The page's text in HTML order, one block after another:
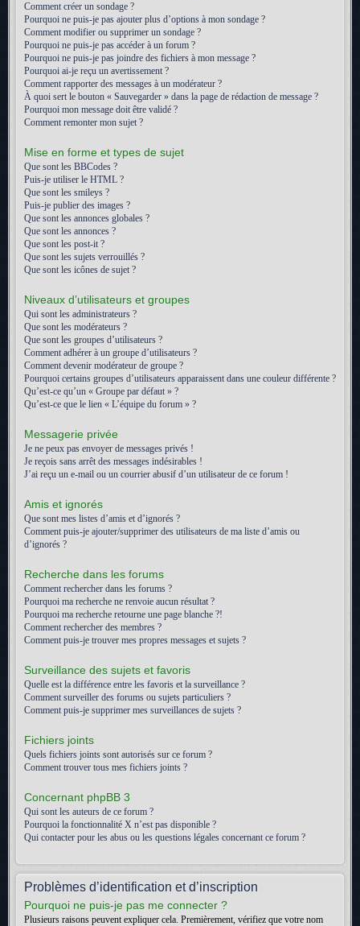
Comment créer un sondage ?
Pourquoi ne puis-je pas ajouter plus d’options à mon sondage ?
Comment modifier ou supprimer un sondage ?
Pourquoi ne puis-je pas accéder à un forum ?
Pourquoi ne puis-je pas joindre des fichiers à mon message ?
Pourquoi ai-je reçu un avertissement ?
Comment rapporter des messages à un modérateur ?
À quoi sert le bouton « Sauvegarder » dans la page de rédaction de message ?
Pourquoi mon message doit être validé ?
Comment remonter mon sujet ?
Mise en forme et types de sujet
Que sont les BBCodes ?
Puis-je utiliser le HTML ?
Que sont les smileys ?
Puis-je publier des images ?
Que sont les annonces globales ?
Que sont les annonces ?
Que sont les post-it ?
Que sont les sujets verrouillés ?
Que sont les icônes de sujet ?
Niveaux d’utilisateurs et groupes
Qui sont les administrateurs ?
Que sont les modérateurs ?
Que sont les groupes d’utilisateurs ?
Comment adhérer à un groupe d’utilisateurs ?
Comment devenir modérateur de groupe ?
Pourquoi certains groupes d’utilisateurs apparaissent dans une couleur différente ?
Qu’est-ce qu’un « Groupe par défaut » ?
Qu’est-ce que le lien « L’équipe du forum » ?
Messagerie privée
Je ne peux pas envoyer de messages privés !
Je reçois sans arrêt des messages indésirables !
J’ai reçu un e-mail ou un courrier abusif d’un utilisateur de ce forum !
Amis et ignorés
Que sont mes listes d’amis et d’ignorés ?
Comment puis-je ajouter/supprimer des utilisateurs de ma liste d’amis ou
d’ignorés ?
Recherche dans les forums
Comment rechercher dans les forums ?
Pourquoi ma recherche ne renvoie aucun résultat ?
Pourquoi ma recherche retourne une page blanche ?!
Comment rechercher des membres ?
Comment puis-je trouver mes propres messages et sujets ?
Surveillance des sujets et favoris
Quelle est la différence entre les favoris et la surveillance ?
Comment surveiller des forums ou sujets particuliers ?
Comment puis-je supprimer mes surveillances de sujets ?
Fichiers joints
Quels fichiers joints sont autorisés sur ce forum ?
Comment trouver tous mes fichiers joints ?
Concernant phpBB 3
Qui sont les auteurs de ce forum ?
Pourquoi la fonctionnalité X n’est pas disponible ?
Qui contacter pour les abus ou les questions légales concernant ce forum ?
Problèmes d’identification et d’inscription
Pourquoi ne puis-je pas me connecter ?
Plusieurs raisons peuvent expliquer cela. Premièrement, vérifiez que votre nom